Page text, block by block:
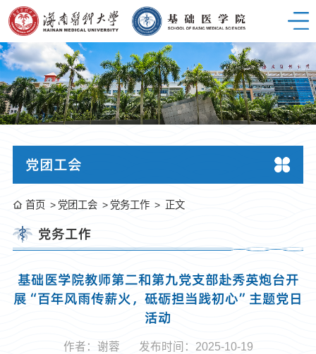
党团工会
首页 党团工会 党务工作 正文
党务工作
基础医学院教师第二和第九党支部赴秀英炮台开
展“百年风雨传薪火，砥砺担当践初心”主题党日
活动
作者：谢蓉
发布时间：2025-10-19